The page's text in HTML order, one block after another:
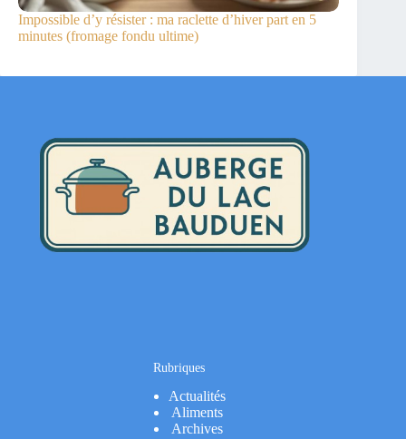
Impossible d’y résister : ma raclette d’hiver part en 5
minutes (fromage fondu ultime)
Rubriques
Actualités
Aliments
Archives